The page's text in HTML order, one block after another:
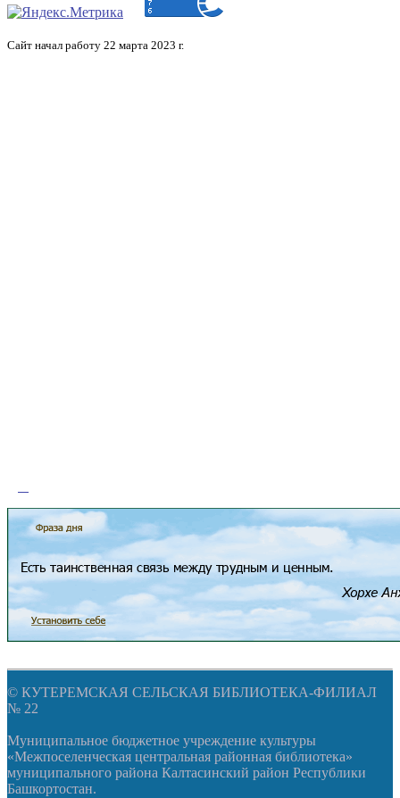
Сайт начал работу 22 марта 2023 г.
© КУТЕРЕМСКАЯ СЕЛЬСКАЯ БИБЛИОТЕКА-ФИЛИАЛ
№ 22
Муниципальное бюджетное учреждение культуры
«Межпоселенческая центральная районная библиотека»
муниципального района Калтасинский район Республики
Башкортостан.